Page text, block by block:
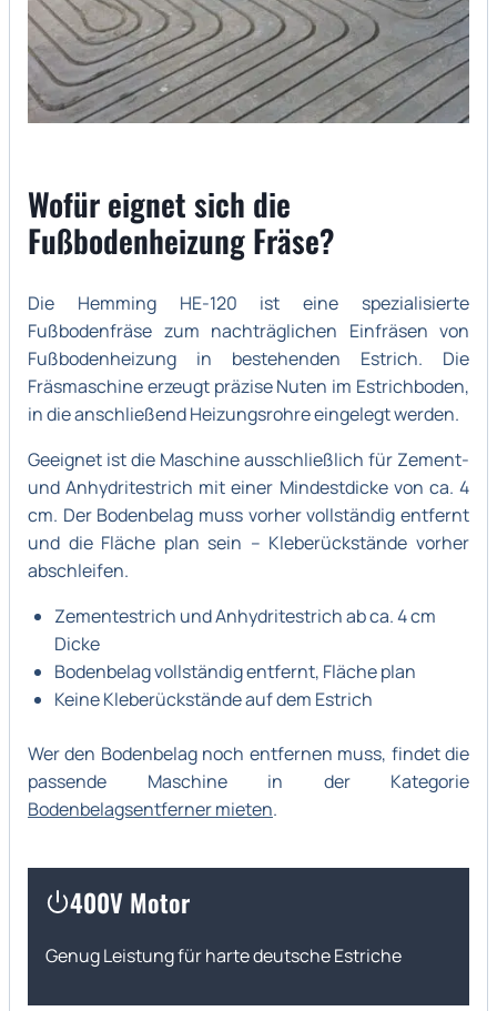
Wofür eignet sich die
Fußbodenheizung Fräse?
Die Hemming HE-120 ist eine spezialisierte
Fußbodenfräse zum nachträglichen Einfräsen von
Fußbodenheizung in bestehenden Estrich. Die
Fräsmaschine erzeugt präzise Nuten im Estrichboden,
in die anschließend Heizungsrohre eingelegt werden.
Geeignet ist die Maschine ausschließlich für Zement-
und Anhydritestrich mit einer Mindestdicke von ca. 4
cm. Der Bodenbelag muss vorher vollständig entfernt
und die Fläche plan sein – Kleberückstände vorher
abschleifen.
Zementestrich und Anhydritestrich ab ca. 4 cm
Dicke
Bodenbelag vollständig entfernt, Fläche plan
Keine Kleberückstände auf dem Estrich
Wer den Bodenbelag noch entfernen muss, findet die
passende Maschine in der Kategorie
Bodenbelagsentferner mieten.
400V Motor
Genug Leistung für harte deutsche Estriche